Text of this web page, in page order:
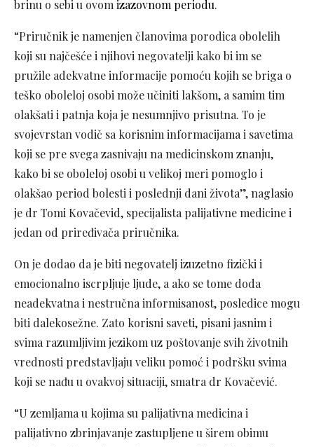
brinu o sebi u ovom izazovnom periodu.
“Priručnik je namenjen članovima porodica obolelih
koji su najčešće i njihovi negovatelji kako bi im se
pružile adekvatne informacije pomoću kojih se briga o
teško oboleloj osobi može učiniti lakšom, a samim tim
olakšati i patnja koja je nesumnjivo prisutna. To je
svojevrstan vodič sa korisnim informacijama i savetima
koji se pre svega zasnivaju na medicinskom znanju,
kako bi se oboleloj osobi u velikoj meri pomoglo i
olakšao period bolesti i poslednji dani života”, naglasio
je dr Tomi Kovačevid, specijalista palijativne medicine i
jedan od priređivača priručnika.
On je dodao da je biti negovatelj izuzetno fizički i
emocionalno iscrpljuje ljude, a ako se tome doda
neadekvatna i nestručna informisanost, posledice mogu
biti dalekosežne. Zato korisni saveti, pisani jasnim i
svima razumljivim jezikom uz poštovanje svih životnih
vrednosti predstavljaju veliku pomoć i podršku svima
koji se nađu u ovakvoj situaciji, smatra dr Kovačević.
“U zemljama u kojima su palijativna medicina i
palijativno zbrinjavanje zastupljene u širem obimu